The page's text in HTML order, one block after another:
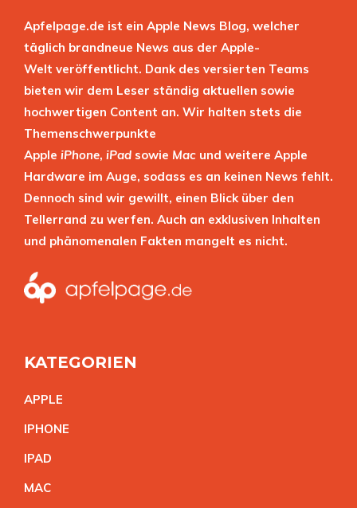
Apfelpage.de ist ein Apple News Blog, welcher
täglich brandneue News aus der Apple-
Welt veröffentlicht. Dank des versierten Teams
bieten wir dem Leser ständig aktuellen sowie
hochwertigen Content an. Wir halten stets die
Themenschwerpunkte
Apple iPhone, iPad sowie Mac und weitere Apple
Hardware im Auge, sodass es an keinen News fehlt.
Dennoch sind wir gewillt, einen Blick über den
Tellerrand zu werfen. Auch an exklusiven Inhalten
und phänomenalen Fakten mangelt es nicht.
KATEGORIEN
APPLE
IPHONE
IPAD
MAC